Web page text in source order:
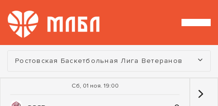
Турнир:
Ростовская Баскетбольная Лига Ветеранов
Сб, 01 ноя. 19:00